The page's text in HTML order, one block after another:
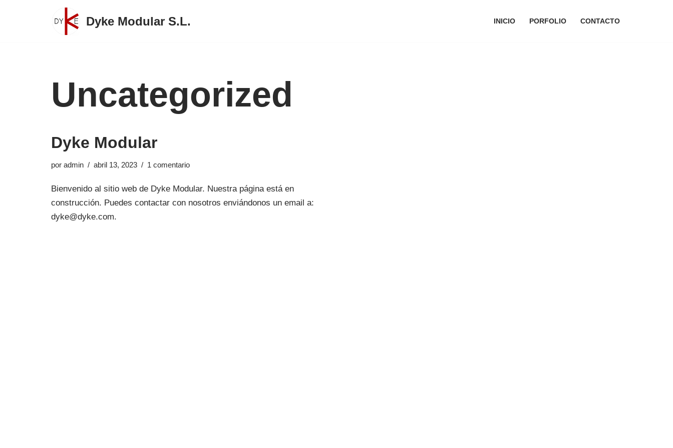
Dyke Modular S.L. INICIO PORFOLIO CONTACTO
Uncategorized
Dyke Modular
por admin abril 13, 2023 1 comentario
Bienvenido al sitio web de Dyke Modular. Nuestra página está en
construcción. Puedes contactar con nosotros enviándonos un email a:
dyke@dyke.com.